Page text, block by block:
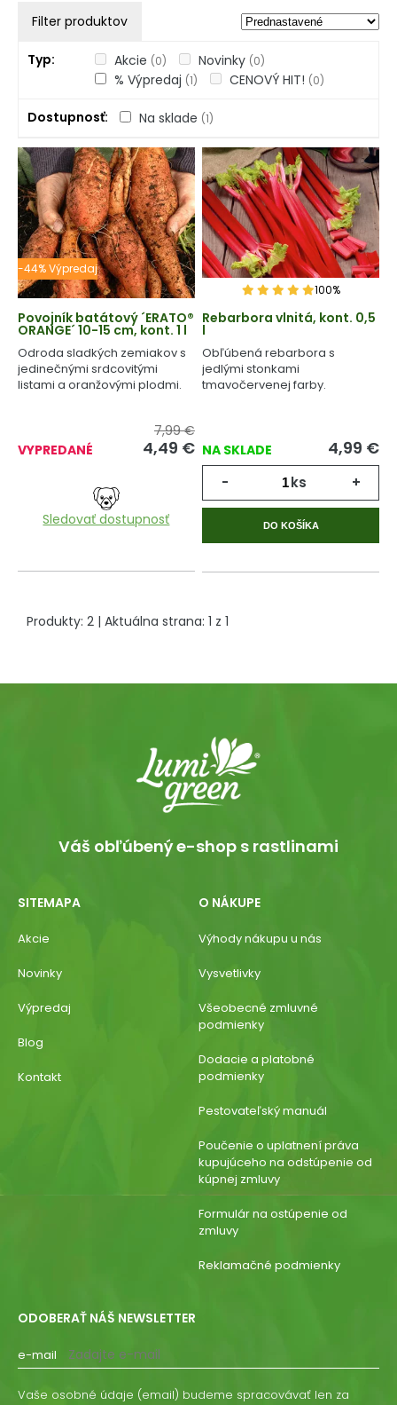
Filter produktov
Typ Akcie (0) Novinky (0)
% Výpredaj (1) CENOVÝ HIT! (0)
Dostupnosť Na sklade (1)
-44% Výpredaj
Povojník batátový ´ERATO®
ORANGE´ 10-15 cm, kont. 1 l
Odroda sladkých zemiakov s
jedinečnými srdcovitými
listami a oranžovými plodmi.
VYPREDANÉ
7,99 €
4,49 €
Sledovať dostupnosť
100%
Rebarbora vlnitá, kont. 0,5
l
Obľúbená rebarbora s
jedlými stonkami
tmavočervenej farby.
NA SKLADE 4,99 €
- ks +
DO KOŠÍKA
Produkty: 2 | Aktuálna strana: 1 z 1
Váš obľúbený e-shop s rastlinami
SITEMAPA
Akcie
Novinky
Výpredaj
Blog
Kontakt
O NÁKUPE
Výhody nákupu u nás
Vysvetlivky
Všeobecné zmluvné
podmienky
Dodacie a platobné
podmienky
Pestovateľský manuál
Poučenie o uplatnení práva
kupujúceho na odstúpenie od
kúpnej zmluvy
Formulár na ostúpenie od
zmluvy
Reklamačné podmienky
ODOBERAŤ NÁŠ NEWSLETTER
e-mail
Vaše osobné údaje (email) budeme spracovávať len za